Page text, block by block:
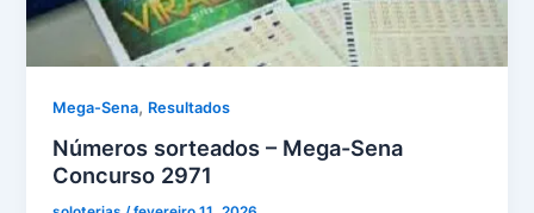
fevereiro
Mega-Sena, Resultados
Números sorteados – Mega-Sena
Concurso 2971